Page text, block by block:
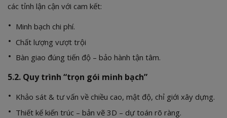
các tỉnh lận cận với cam kết:
Minh bạch chi phí.
Chất lượng vượt trội
Bàn giao đúng tiến độ – bảo hành tận tâm.
5.2. Quy trình “trọn gói minh bạch”
Khảo sát & tư vấn về chiều cao, mật độ, chỉ giới xây dựng.
Thiết kế kiến trúc – bản vẽ 3D – dự toán rõ ràng.